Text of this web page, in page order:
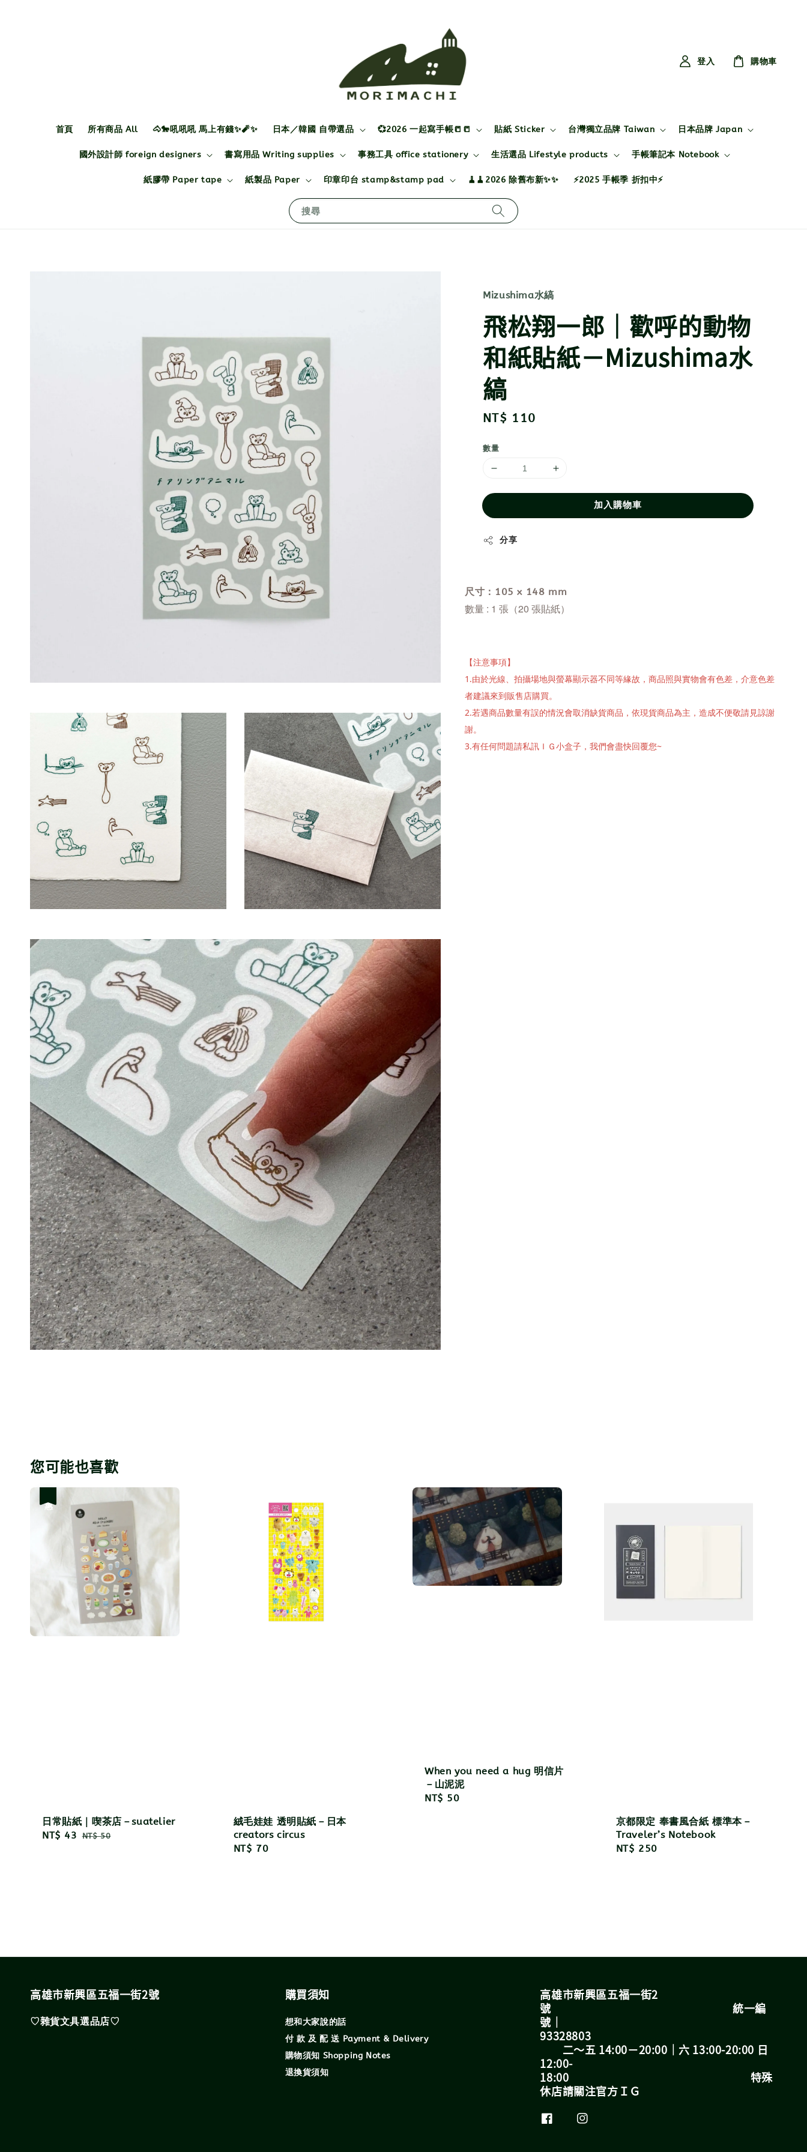
搜尋
首頁 所有商品 All 🐴🐎吼吼吼 馬上有錢✨🧨✨ 日本／韓國 自帶選品 💞2026 一起寫手帳📒📒 貼紙 Sticker 台灣獨立品牌 Taiwan 日本品牌 Japan
國外設計師 foreign designers 書寫用品 Writing supplies 事務工具 office stationery 生活選品 Lifestyle products 手帳筆記本 Notebook
紙膠帶 Paper tape 紙製品 Paper 印章印台 stamp&stamp pad 🧹🧹2026 除舊布新✨✨ ⚡2025 手帳季 折扣中⚡
登入 購物車
Mizushima水縞
飛松翔一郎｜歡呼的動物
和紙貼紙－Mizushima水
縞
Regular
NT$ 110
數量
加入購物車
分享
尺寸：105 x 148 mm
數量 : 1 張（20 張貼紙）
【注意事項】
1.由於光線、拍攝場地與螢幕顯示器不同等緣故，商品照與實物會有色差，介意色差
者建議來到販售店購買。
2.若遇商品數量有誤的情況會取消缺貨商品，依現貨商品為主，造成不便敬請見諒謝
謝。
3.有任何問題請私訊ＩＧ小盒子，我們會盡快回覆您~
您可能也喜歡
日常貼紙｜喫茶店－suatelier
Sale
NT$ 43 Regular
NT$ 50
絨毛娃娃 透明貼紙－日本
creators circus
Regular
NT$ 70
When you need a hug 明信片
－山泥泥
Regular
NT$ 50
京都限定 奉書風合紙 標準本－
Traveler’s Notebook
Regular
NT$ 250
高雄市新興區五福一街2號
♡雜貨文具選品店♡
購買須知
想和大家說的話
付 款 及 配 送 Payment & Delivery
購物須知 Shopping Notes
退換貨須知
高雄市新興區五福一街2
號 統一編
號｜
93328803
二～五 14:00－20:00｜六 13:00-20:00 日
12:00-
18:00 特殊
休店請關注官方ＩＧ